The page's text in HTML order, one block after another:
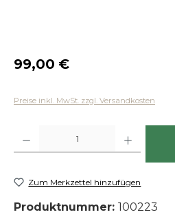
Regulärer Preis:
99,00 €
Preise inkl. MwSt. zzgl. Versandkosten
Zum Merkzettel hinzufügen
Produktnummer: 100223